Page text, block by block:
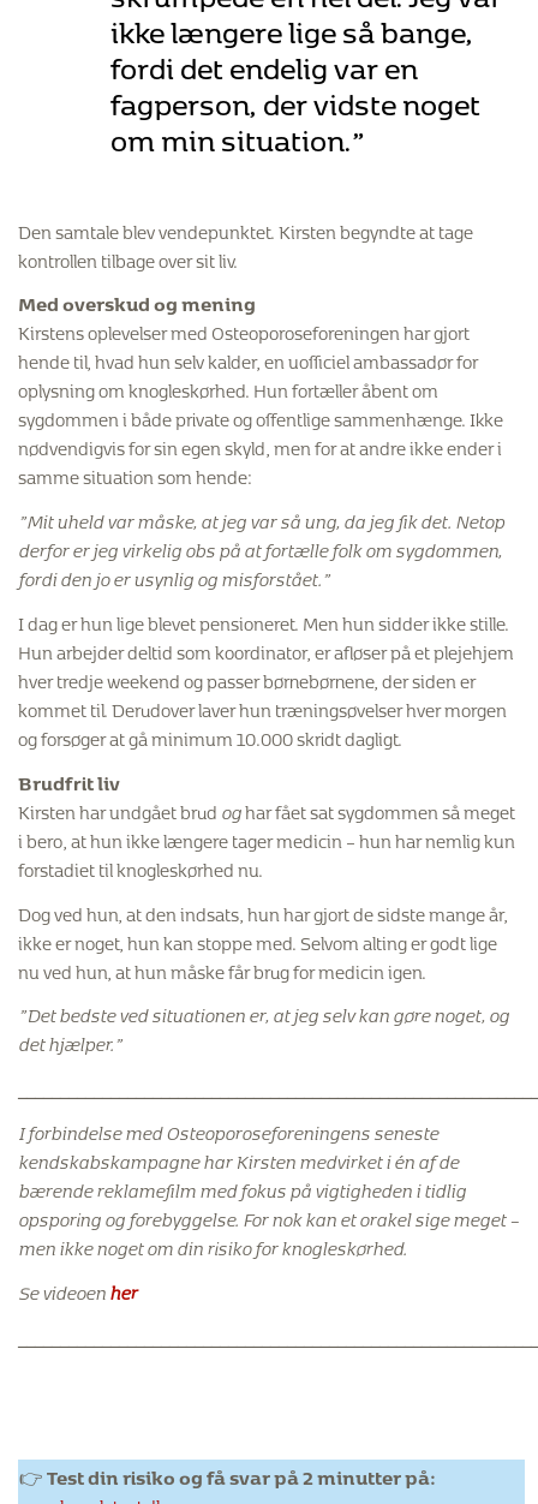
ikke længere lige så bange,
fordi det endelig var en
fagperson, der vidste noget
om min situation.”
Den samtale blev vendepunktet. Kirsten begyndte at tage
kontrollen tilbage over sit liv.
Med overskud og mening
Kirstens oplevelser med Osteoporoseforeningen har gjort
hende til, hvad hun selv kalder, en uofficiel ambassadør for
oplysning om knogleskørhed. Hun fortæller åbent om
sygdommen i både private og offentlige sammenhænge. Ikke
nødvendigvis for sin egen skyld, men for at andre ikke ender i
samme situation som hende:
”Mit uheld var måske, at jeg var så ung, da jeg fik det. Netop
derfor er jeg virkelig obs på at fortælle folk om sygdommen,
fordi den jo er usynlig og misforstået.”
I dag er hun lige blevet pensioneret. Men hun sidder ikke stille.
Hun arbejder deltid som koordinator, er afløser på et plejehjem
hver tredje weekend og passer børnebørnene, der siden er
kommet til. Derudover laver hun træningsøvelser hver morgen
og forsøger at gå minimum 10.000 skridt dagligt.
Brudfrit liv
Kirsten har undgået brudoghar fået sat sygdommen så meget
i bero, at hun ikke længere tager medicin – hun har nemlig kun
forstadiet til knogleskørhed nu.
Dog ved hun, at den indsats, hun har gjort de sidste mange år,
ikke er noget, hun kan stoppe med. Selvom alting er godt lige
nu ved hun, at hun måske får brug for medicin igen.
”Det bedste ved situationen er, at jeg selv kan gøre noget, og
det hjælper.”
I forbindelse med Osteoporoseforeningens seneste
kendskabskampagne har Kirsten medvirket i én af de
bærende reklamefilm med fokus på vigtigheden i tidlig
opsporing og forebyggelse. For nok kan et orakel sige meget –
men ikke noget om din risiko for knogleskørhed.
Se videoenher
👉Test din risiko og få svar på 2 minutter på: